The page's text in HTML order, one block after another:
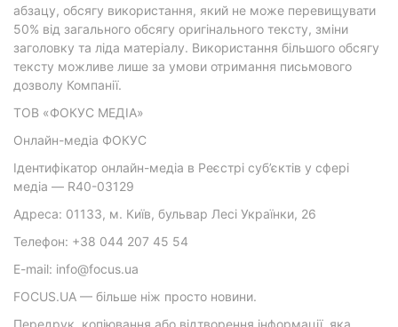
абзацу, обсягу використання, який не може перевищувати
50% від загального обсягу оригінального тексту, зміни
заголовку та ліда матеріалу. Використання більшого обсягу
тексту можливе лише за умови отримання письмового
дозволу Компанії.
ТОВ «ФОКУС МЕДІА»
Онлайн-медіа ФОКУС
Ідентифікатор онлайн-медіа в Реєстрі суб’єктів у сфері
медіа — R40-03129
Адреса: 01133, м. Київ, бульвар Лесі Українки, 26
Телефон: +38 044 207 45 54
E-mail: info@focus.ua
FOCUS.UA — більше ніж просто новини.
Передрук, копіювання або відтворення інформації, яка